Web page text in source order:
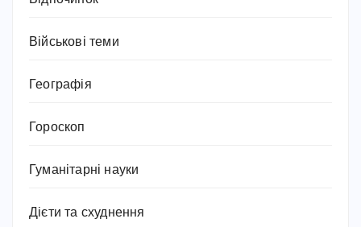
Військові теми
Географія
Гороскоп
Гуманітарні науки
Дієти та схуднення